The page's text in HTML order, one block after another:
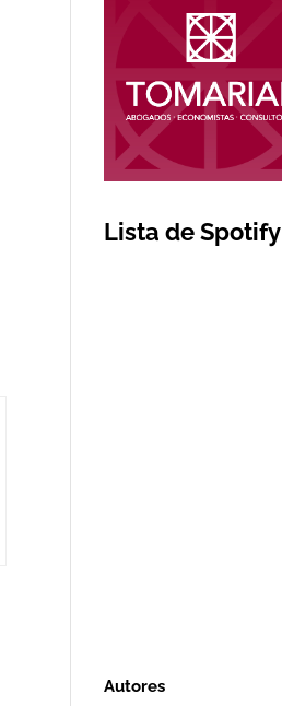
Lista de Spotify
Autores